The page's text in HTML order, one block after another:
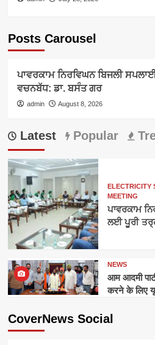
Posts Carousel
ELECTRICITY SUPPLY
ਪਾਵਰਕਾਮ ਨਿਰਵਿਘਨ ਬਿਜਲੀ
ਵਚਨਬੱਧ: ਡਾ. ਬਸੰਤ ਗਰ
admin August 8, 2026
Latest Popular
ELECTRICITY
MEETING
ਪਾਵਰਕਾਮ
ਲਈ ਪੂਰੀ
NEWS
आम आदमी
करने के लिए
CoverNews Social